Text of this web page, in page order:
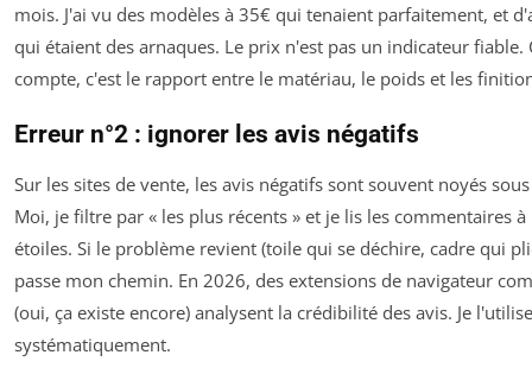
mois. J'ai vu des modèles à 35€ qui tenaient parfaitement, et
qui étaient des arnaques. Le prix n'est pas un indicateur fiable.
compte, c'est le rapport entre le matériau, le poids et les
Erreur n°2 : ignorer les avis négatifs
Sur les sites de vente, les avis négatifs sont souvent noyés
Moi, je filtre par « les plus récents » et je lis les commentaires
étoiles. Si le problème revient (toile qui se déchire, cadre qui
passe mon chemin. En 2026, des extensions de navigateur
(oui, ça existe encore) analysent la crédibilité des avis. Je l'utilise
systématiquement.